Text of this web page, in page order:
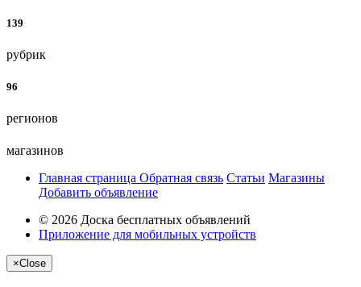
139
рубрик
96
регионов
магазинов
Главная страница Обратная связь Статьи Магазины
Добавить объявление
© 2026 Доска бесплатных объявлений
Приложение для мобильных устройств
×Close